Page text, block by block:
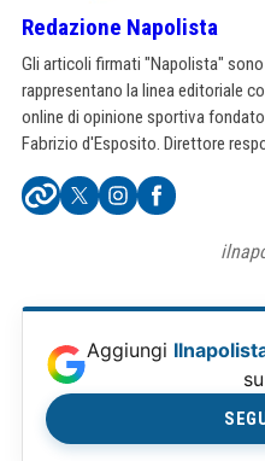
Redazione Napolista
Gli articoli firmati "Napolista" sono
rappresentano la linea editoriale
online di opinione sportiva
Fabrizio d'Esposito. Direttore
Aggiungi